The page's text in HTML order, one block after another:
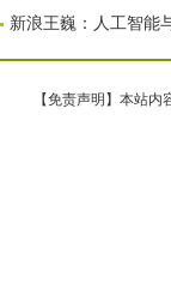
新浪王巍：人工智能
【免责声明】本站